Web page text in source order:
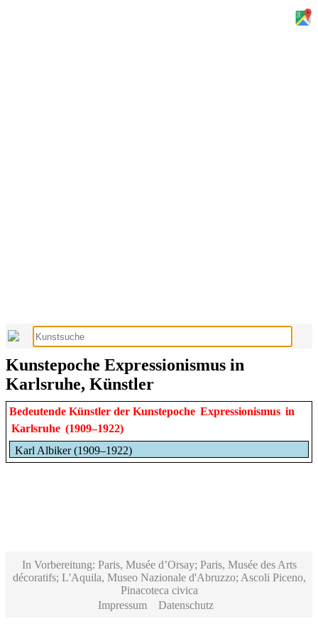
Kunstepoche Expressionismus in
Karlsruhe, Künstler
Bedeutende Künstler der Kunstepoche Expressionismus in
Karlsruhe (1909–1922)
Karl Albiker (1909–1922)
In Vorbereitung: Paris, Musée d’Orsay; Paris, Musée des Arts
décoratifs; L'Aquila, Museo Nazionale d'Abruzzo; Ascoli Piceno,
Pinacoteca civica
Impressum
Datenschutz